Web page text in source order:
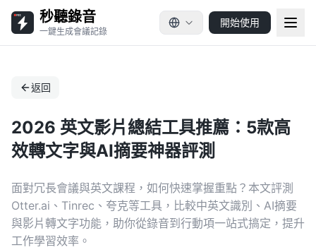
秒聽錄音
一鍵生成會議記錄
開始使用
返回
2026 英文影片總結工具推薦：5款高
效轉文字與AI摘要神器評測
面對冗長會議與英文課程，如何快速掌握重點？本文評測
Otter.ai、Tinrec、夸克等工具，比較中英文識別、AI摘要
與影片轉文字功能，助你從錄音到行動項一站式搞定，提升
工作學習效率。